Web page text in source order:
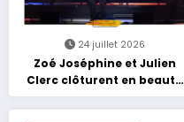
24 juillet 2026
Zoé Joséphine et Julien
Clerc clôturent en beauté
Les Nuits Francofolies au
Casino